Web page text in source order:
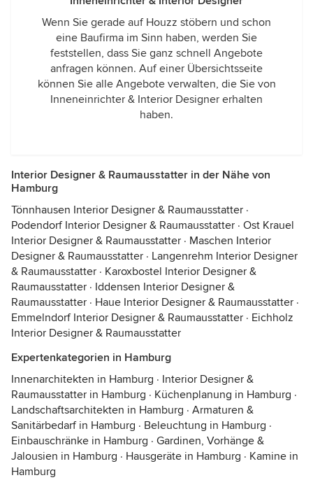
Wenn Sie gerade auf Houzz stöbern und schon
eine Baufirma im Sinn haben, werden Sie
feststellen, dass Sie ganz schnell Angebote
anfragen können. Auf einer Übersichtsseite
können Sie alle Angebote verwalten, die Sie von
Inneneinrichter & Interior Designer erhalten
haben.
Interior Designer & Raumausstatter in der Nähe von
Hamburg
Tönnhausen Interior Designer & Raumausstatter ·
Podendorf Interior Designer & Raumausstatter · Ost Krauel
Interior Designer & Raumausstatter · Maschen Interior
Designer & Raumausstatter · Langenrehm Interior Designer
& Raumausstatter · Karoxbostel Interior Designer &
Raumausstatter · Iddensen Interior Designer &
Raumausstatter · Haue Interior Designer & Raumausstatter ·
Emmelndorf Interior Designer & Raumausstatter · Eichholz
Interior Designer & Raumausstatter
Expertenkategorien in Hamburg
Innenarchitekten in Hamburg · Interior Designer &
Raumausstatter in Hamburg · Küchenplanung in Hamburg ·
Landschaftsarchitekten in Hamburg · Armaturen &
Sanitärbedarf in Hamburg · Beleuchtung in Hamburg ·
Einbauschränke in Hamburg · Gardinen, Vorhänge &
Jalousien in Hamburg · Hausgeräte in Hamburg · Kamine in
Hamburg